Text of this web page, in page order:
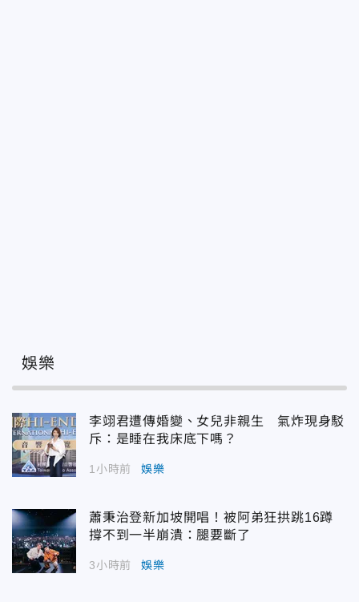
娛樂
李翊君遭傳婚變、女兒非親生 氣炸現身駁
斥：是睡在我床底下嗎？
1小時前 娛樂
蕭秉治登新加坡開唱！被阿弟狂拱跳16蹲
撐不到一半崩潰：腿要斷了
3小時前 娛樂